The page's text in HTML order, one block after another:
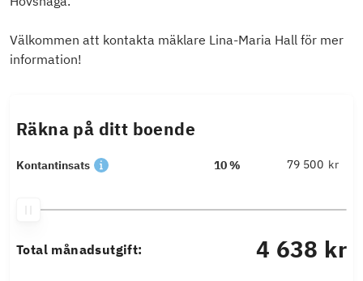
Välkommen att kontakta mäklare Lina-Maria Hall för mer
information!
Räkna på ditt boende
Kontantinsats 10 % kr
Total månadsutgift: 4 638 kr